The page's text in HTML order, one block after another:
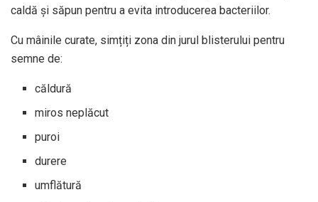
caldă și săpun pentru a evita introducerea bacteriilor.
Cu mâinile curate, simțiți zona din jurul blisterului pentru
semne de:
căldură
miros neplăcut
puroi
durere
umflătură